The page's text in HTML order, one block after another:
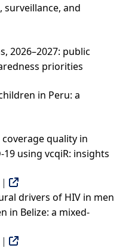
and
2026–2027: public
priorities
in Peru: a
quality in
19 using vcqiR: insights
drivers of HIV in men
in Belize: a mixed-